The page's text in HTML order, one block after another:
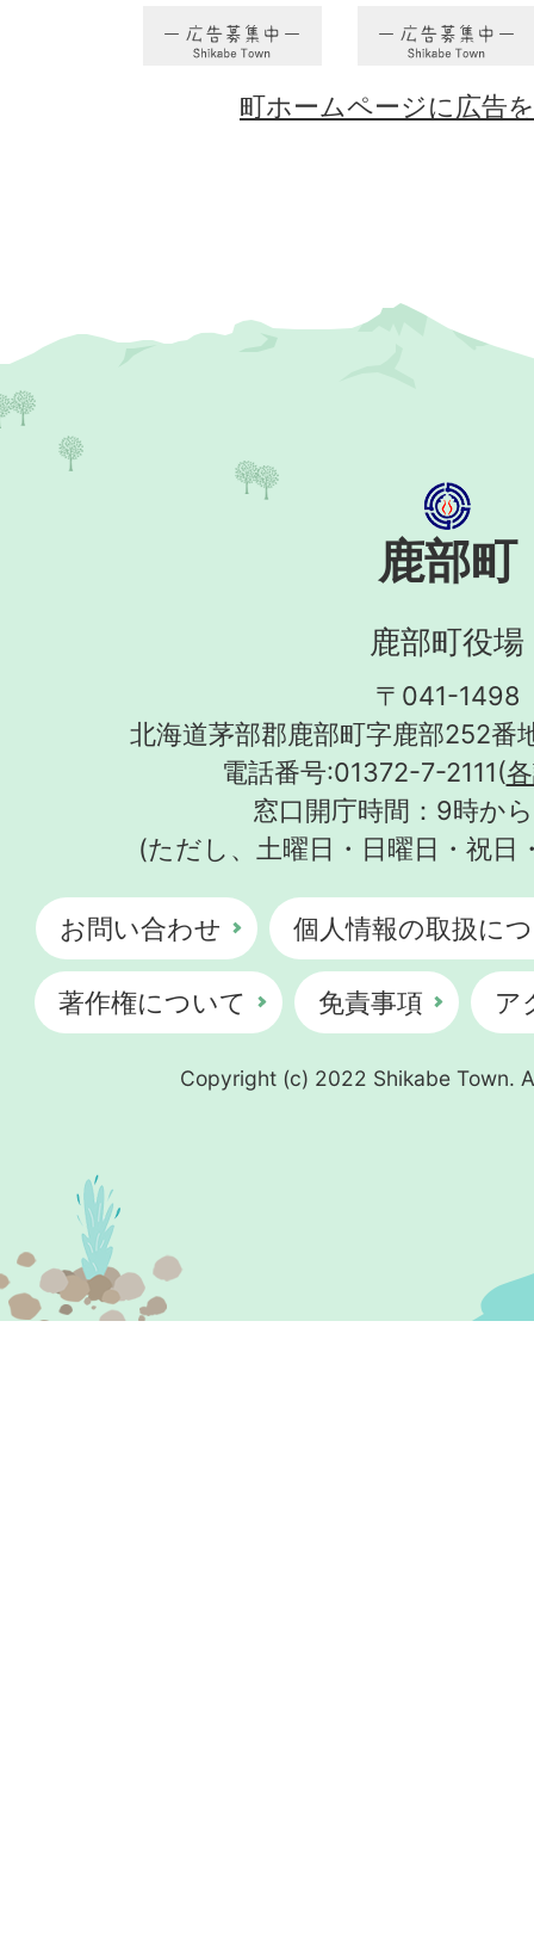
町ホームページに広告
鹿部町
鹿部町役場
〒041-1498
北海道茅部郡鹿部町字鹿部252番
電話番号:01372-7-2111(
窓口開庁時間：9時か
(ただし、土曜日・日曜日・祝日
お問い合わせ 個人情報の取扱に
著作権について 免責事項 ア
Copyright (c) 2022 Shikabe Town.